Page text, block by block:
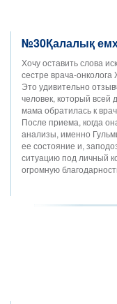
№30Қалалық
Хочу оставить слова
сестре врача-
Это удивительно
человек, который всей
мама обратилась к
После приема, когда
анализы, именно
ее состояние и,
ситуацию под личный
огромную